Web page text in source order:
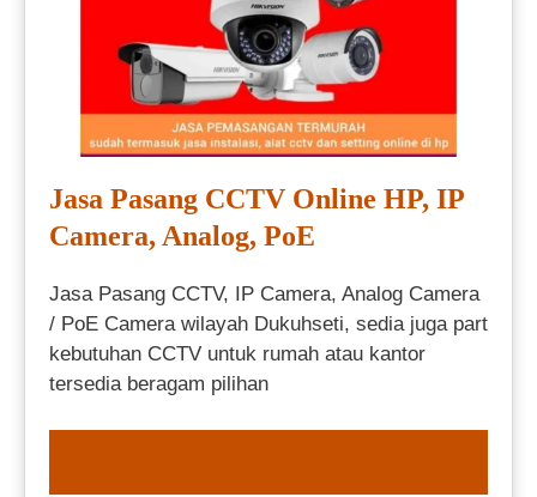
Jasa Pasang CCTV Online HP, IP
Camera, Analog, PoE
Jasa Pasang CCTV, IP Camera, Analog Camera
/ PoE Camera wilayah Dukuhseti, sedia juga part
kebutuhan CCTV untuk rumah atau kantor
tersedia beragam pilihan